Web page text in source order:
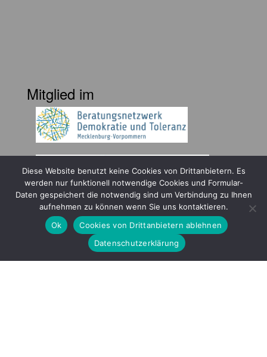
Mitglied im
Gefördert durch
Diese Website benutzt keine Cookies von Drittanbietern. Es
werden nur funktionell notwendige Cookies und Formular-
Daten gespeichert die notwendig sind um Verbindung zu Ihnen
aufnehmen zu können wenn Sie uns kontaktieren.
Ok
Cookies von Drittanbietern ablehnen
Datenschutzerklärung